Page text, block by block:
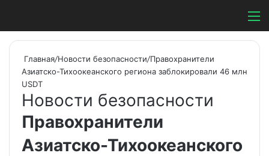
Switch skin
Главная/Новости безопасности/Правохранители
Азиатско-Тихоокеанского региона заблокировали 46 млн
USDT
Новости безопасности
Правохранители
Азиатско-Тихоокеанского